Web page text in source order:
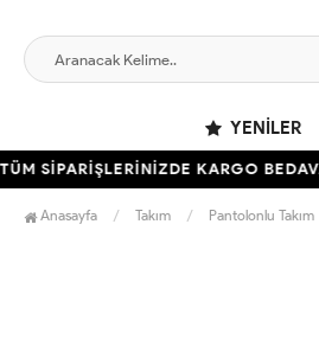
YENILER
SİPARİŞLERİNİZDE KARGO BEDAVA!
Anasayfa Takım Pantolonlu Takım